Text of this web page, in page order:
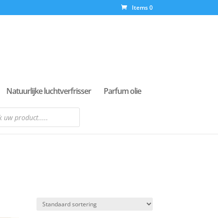
Items 0
Natuurlijke luchtverfrisser Parfum olie